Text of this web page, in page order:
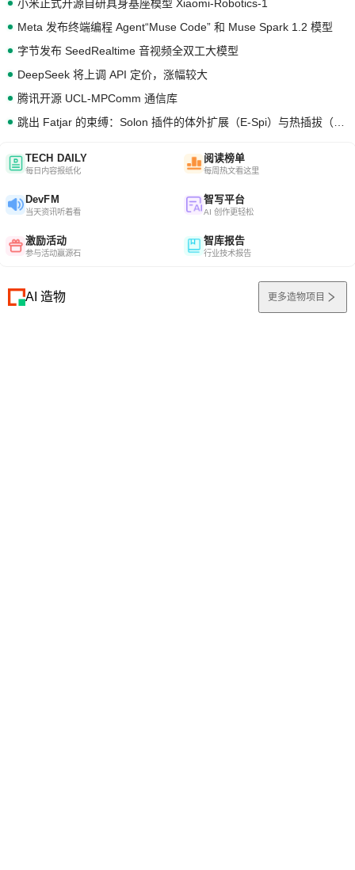
小米正式开源自研具身基座模型 Xiaomi-Robotics-1
Meta 发布终端编程 Agent“Muse Code” 和 Muse Spark 1.2 模型
字节发布 SeedRealtime 音视频全双工大模型
DeepSeek 将上调 API 定价，涨幅较大
腾讯开源 UCL-MPComm 通信库
TECH DAILY
每日内容报纸化
阅读榜单
每周热文看这里
DevFM
当天资讯听着看
智写平台
AI 创作更轻松
激励活动
参与活动赢源石
智库报告
行业技术报告
AI 造物 更多造物项目